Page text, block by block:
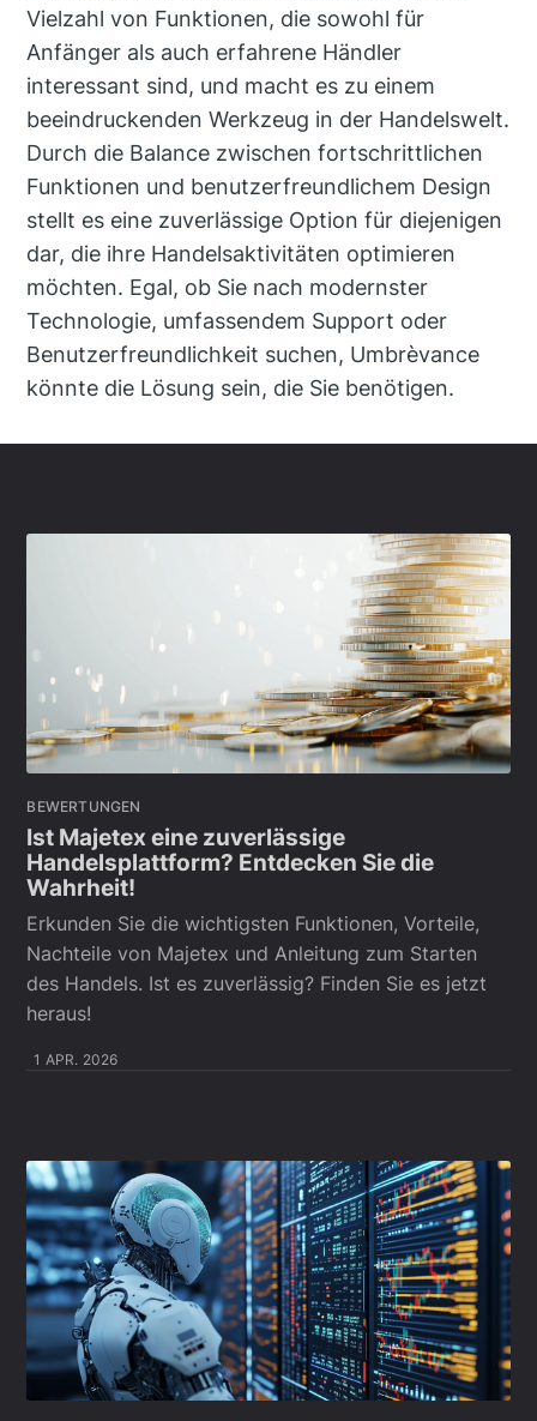
Vielzahl von Funktionen, die sowohl für
Anfänger als auch erfahrene Händler
interessant sind, und macht es zu einem
beeindruckenden Werkzeug in der Handelswelt.
Durch die Balance zwischen fortschrittlichen
Funktionen und benutzerfreundlichem Design
stellt es eine zuverlässige Option für diejenigen
dar, die ihre Handelsaktivitäten optimieren
möchten. Egal, ob Sie nach modernster
Technologie, umfassendem Support oder
Benutzerfreundlichkeit suchen, Umbrèvance
könnte die Lösung sein, die Sie benötigen.
BEWERTUNGEN
Ist Majetex eine zuverlässige
Handelsplattform? Entdecken Sie die
Wahrheit!
Erkunden Sie die wichtigsten Funktionen, Vorteile,
Nachteile von Majetex und Anleitung zum Starten
des Handels. Ist es zuverlässig? Finden Sie es jetzt
heraus!
1 APR. 2026